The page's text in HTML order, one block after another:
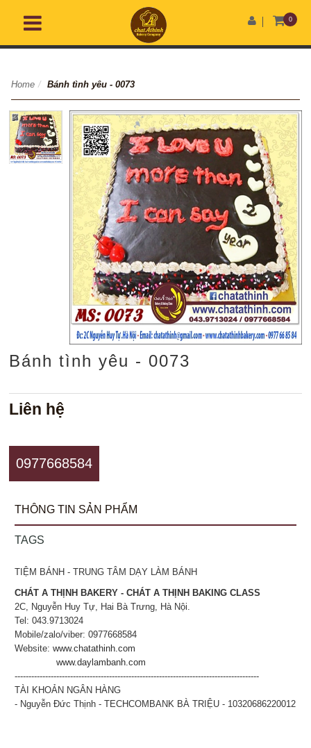
0
Home / Bánh tình yêu - 0073
Bánh tình yêu - 0073
Liên hệ
0977668584
THÔNG TIN SẢN PHẨM
TAGS
TIỆM BÁNH - TRUNG TÂM DẠY LÀM BÁNH
CHÁT A THỊNH BAKERY - CHÁT A THỊNH BAKING CLASS
2C, Nguyễn Huy Tự, Hai Bà Trưng, Hà Nội.
Tel: 043.9713024
Mobile/zalo/viber: 0977668584
Website:www.chatathinh.com
www.daylambanh.com
----------------------------------------------------------------------------------------
TÀI KHOẢN NGÂN HÀNG
- Nguyễn Đức Thịnh - TECHCOMBANK BÀ TRIỆU - 10320686220012